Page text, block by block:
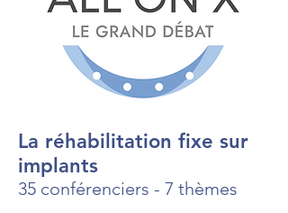
La réhabilitation fixe sur
implants
35 conférenciers - 7 thèmes